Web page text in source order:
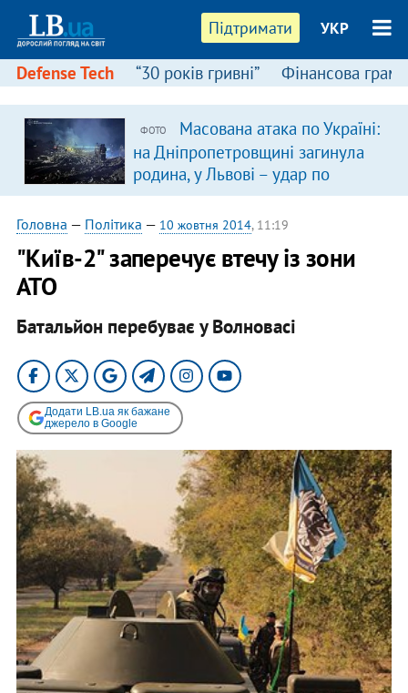
Підтримати УКР
Defense Tech “30 років гривні” Фінансова
ФОТО
Масована атака по Україні:
на Дніпропетровщині загинула
родина, у Львові – удар по
багатоповерхівках
(доповнюється)
Головна — Політика — 10 жовтня 2014, 11:19
"Київ-2" заперечує втечу із зони
АТО
Батальйон перебуває у Волновасі
Додати LB.ua як бажане
джерело в Google